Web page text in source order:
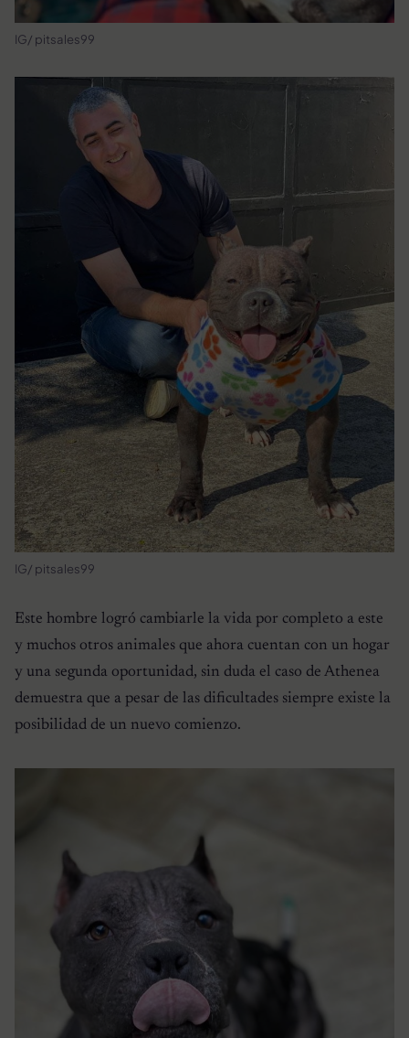
IG/ pitsales99
IG/ pitsales99
Este hombre logró cambiarle la vida por completo a este
y muchos otros animales que ahora cuentan con un hogar
y una segunda oportunidad, sin duda el caso de Athenea
demuestra que a pesar de las dificultades siempre existe la
posibilidad de un nuevo comienzo.